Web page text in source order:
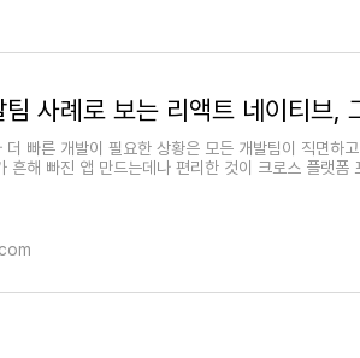
더 빠른 개발이 필요한 상황은 모든 개발팀이 직면하
흔해 빠진 앱 만드는데나 편리한 것이 크로스 플랫폼